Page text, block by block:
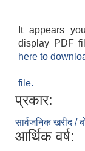
It appears
display PDF
here to
file.
प्रकार:
सार्वजनिक खरीद /
आर्थिक वर्ष: